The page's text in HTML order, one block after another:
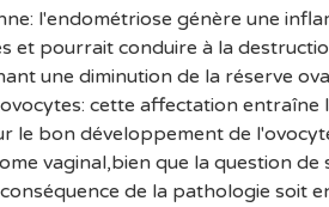
l'endométriose génère une
et pourrait conduire à la
une diminution de la réserve
cette affectation entraîne
le bon développement de
vaginal,bien que la question de
de la pathologie soit